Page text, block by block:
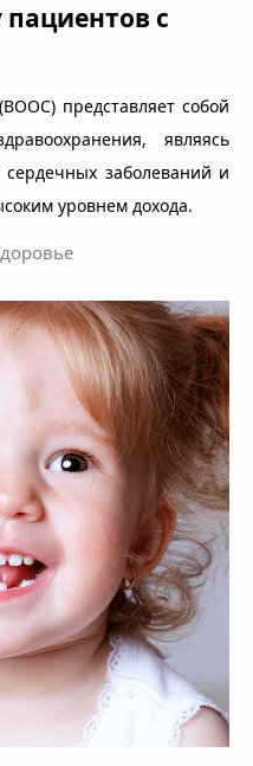
пациентов с
представляет собой
являясь
заболеваний и
уровнем дохода.